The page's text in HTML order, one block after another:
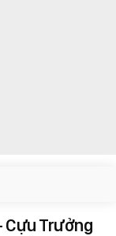
Cựu Trưởng